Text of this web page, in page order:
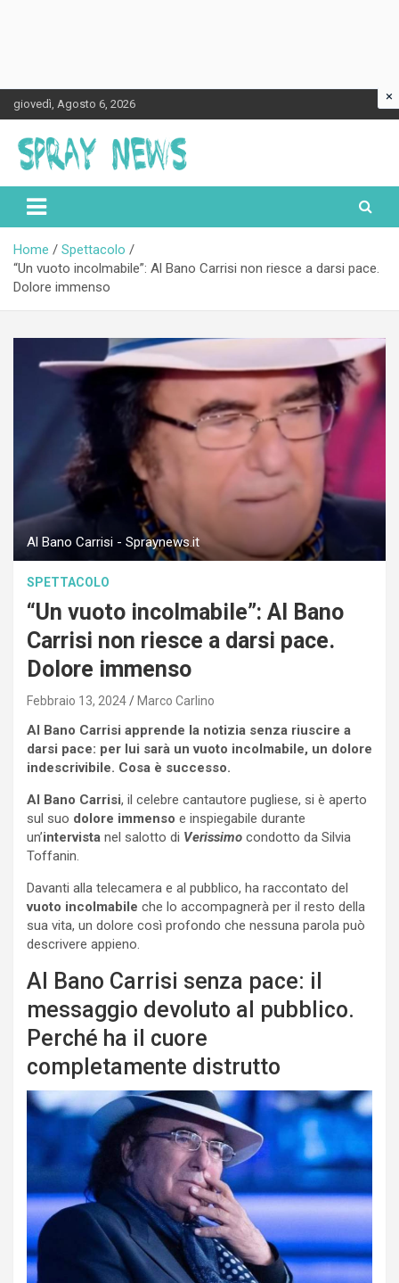
Skip
to
content
giovedì, Agosto 6, 2026
Spraynews.it
Home
Spettacolo
“Un vuoto incolmabile”: Al Bano Carrisi non riesce a darsi pace.
Dolore immenso
Al Bano Carrisi - Spraynews.it
SPETTACOLO
“Un vuoto incolmabile”: Al Bano
Carrisi non riesce a darsi pace.
Dolore immenso
Febbraio 13, 2024 Marco Carlino
Al Bano Carrisi apprende la notizia senza riuscire a
darsi pace: per lui sarà un vuoto incolmabile, un dolore
indescrivibile. Cosa è successo.
Al Bano Carrisi, il celebre cantautore pugliese, si è aperto
sul suo dolore immenso e inspiegabile durante
un’intervista nel salotto di Verissimo condotto da Silvia
Toffanin.
Davanti alla telecamera e al pubblico, ha raccontato del
vuoto incolmabile che lo accompagnerà per il resto della
sua vita, un dolore così profondo che nessuna parola può
descrivere appieno.
Al Bano Carrisi senza pace: il
messaggio devoluto al pubblico.
Perché ha il cuore
completamente distrutto
×